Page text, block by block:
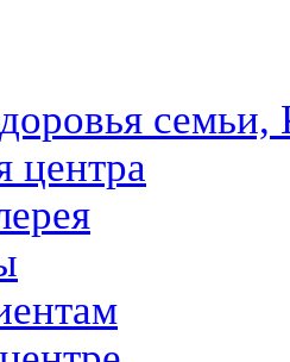
семьи,
центра